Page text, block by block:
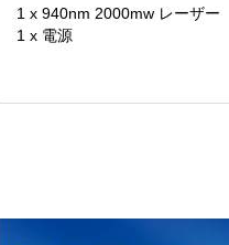
1 x 940nm 2000mw レーザー
1 x 電源